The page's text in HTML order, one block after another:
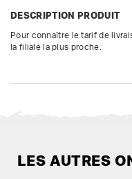
DESCRIPTION PRODUIT
Pour connaître le tarif de
la filiale la plus proche.
LES AUTRES